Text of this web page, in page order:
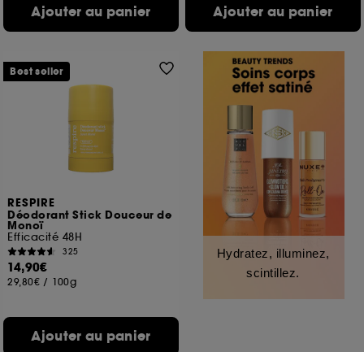
Ajouter au panier Ajouter au panier
RESPIRE
Déodorant Stick Douceur de
Monoï
Efficacité 48H
325
14,90€
29,80€ / 100g
Ajouter au panier
Best seller
Hydratez, illuminez,
scintillez.